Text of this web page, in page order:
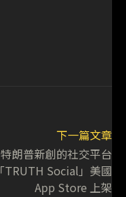
下一篇文章
特朗普新創的社交平台
「TRUTH Social」美國
App Store 上架